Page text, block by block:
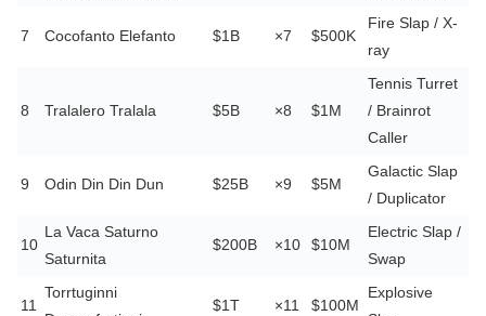
7 Cocofanto Elefanto $1B ×7 $500K
Fire Slap / X-
ray
8 Tralalero Tralala $5B ×8 $1M
Tennis Turret
/ Brainrot
Caller
9 Odin Din Din Dun $25B ×9 $5M
Galactic Slap
/ Duplicator
10
La Vaca Saturno
Saturnita
$200B ×10 $10M
Electric Slap /
Swap
11
Torrtuginni
$1T ×11 $100M
Explosive